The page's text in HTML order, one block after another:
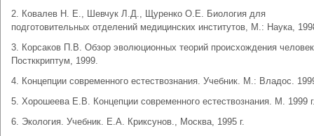
2. Ковалев Н. Е., Шевчук Л.Д., Щуренко О.Е. Биология для
подготовительных отделений медицинских институтов, М.: Наука,
3. Корсаков П.В. Обзор эволюционных теорий происхождения
Постккриптум, 1999.
4. Концепции современного естествознания. Учебник. М.: Владос.
5. Хорошеева Е.В. Концепции современного естествознания. М. 1999
6. Экология. Учебник. Е.А. Криксунов., Москва, 1995 г.